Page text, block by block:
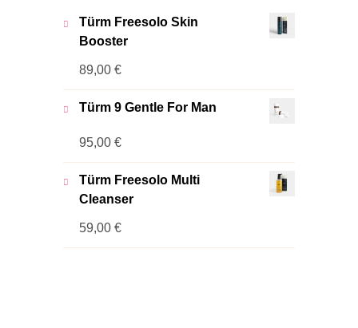
Türm Freesolo Skin
Booster
89,00 €
Türm 9 Gentle For Man
95,00 €
Türm Freesolo Multi
Cleanser
59,00 €